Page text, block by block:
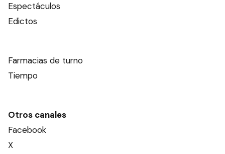
Espectáculos
Edictos
Farmacias de turno
Tiempo
Otros canales
Facebook
X